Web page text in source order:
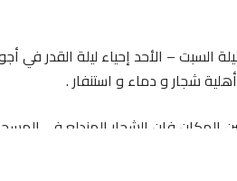
– الأحد إحياء ليلة القدر في
شجار و دماء و استنفار .
المكان فإن الشجار المندلع في